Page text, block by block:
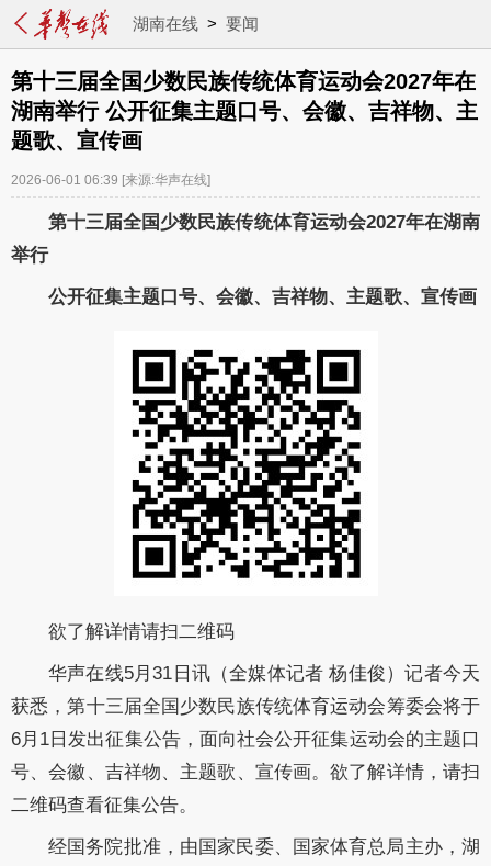
湖南在线> 要闻
第十三届全国少数民族传统体育运动会2027年在
湖南举行 公开征集主题口号、会徽、吉祥物、主
题歌、宣传画
2026-06-01 06:39 [来源:华声在线]
第十三届全国少数民族传统体育运动会2027年在湖南
举行
公开征集主题口号、会徽、吉祥物、主题歌、宣传画
欲了解详情请扫二维码
华声在线5月31日讯（全媒体记者 杨佳俊）记者今天
获悉，第十三届全国少数民族传统体育运动会筹委会将于
6月1日发出征集公告，面向社会公开征集运动会的主题口
号、会徽、吉祥物、主题歌、宣传画。欲了解详情，请扫
二维码查看征集公告。
经国务院批准，由国家民委、国家体育总局主办，湖